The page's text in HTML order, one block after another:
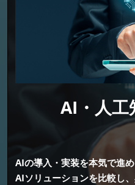
AI・人工
AIの導入・実装を本気で進
AIソリューションを比較し